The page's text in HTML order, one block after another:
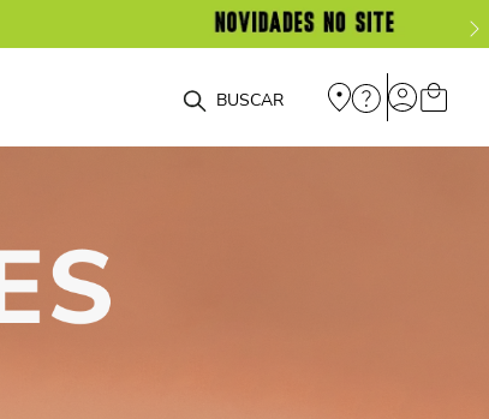
O que você está procurando?